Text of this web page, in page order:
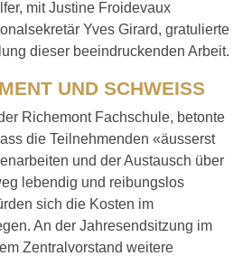
mit Justine Froidevaux
Yves Girard, gratulierte
dieser beeindruckenden Arbeit.
UND SCHWEISS
Richemont Fachschule, betonte
die Teilnehmenden «äusserst
und der Austausch über
lebendig und reibungslos
sich die Kosten im
An der Jahresendsitzung im
Zentralvorstand weitere